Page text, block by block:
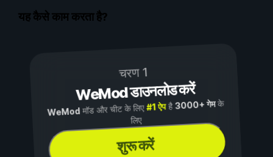
यह कैसे काम करता है?
चरण 1
WeMod डाउनलोड करें
WeMod मॉड और चीट के लिए#1 ऐपहै3000+ गेमके
लिए
शुरू करें